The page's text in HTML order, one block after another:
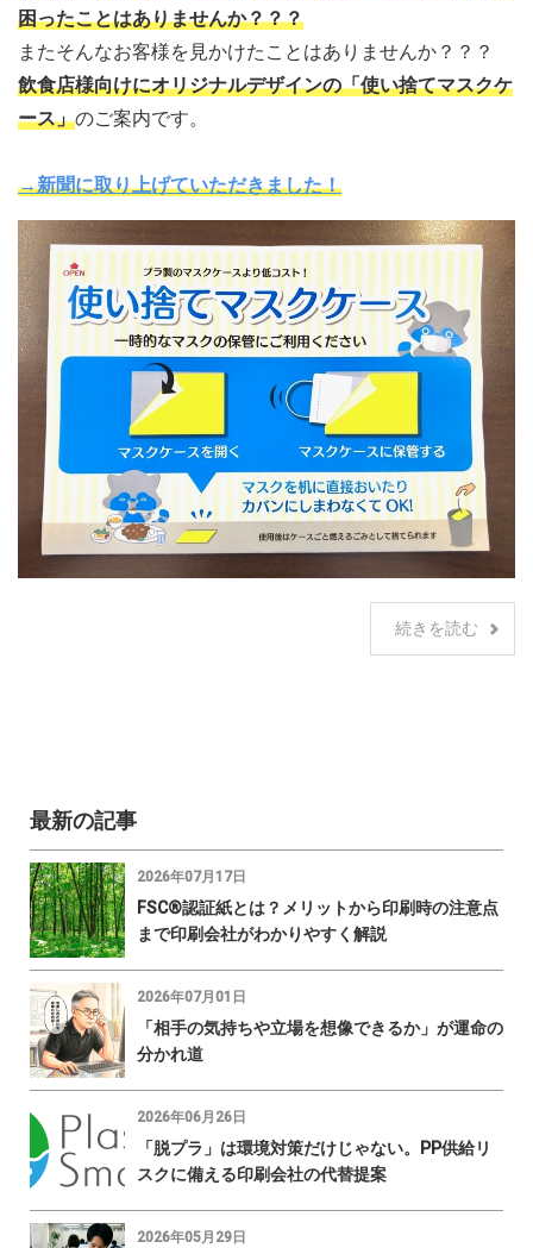
困ったことはありませんか？？？
またそんなお客様を見かけたことはありませんか？？？
飲食店様向けにオリジナルデザインの「使い捨てマスクケ
ース」のご案内です。
→新聞に取り上げていただきました！
続きを読む
最新の記事
2026年07月17日
FSC®認証紙とは？メリットから印刷時の注意点
まで印刷会社がわかりやすく解説
2026年07月01日
「相手の気持ちや立場を想像できるか」が運命の
分かれ道
2026年06月26日
「脱プラ」は環境対策だけじゃない。PP供給リ
スクに備える印刷会社の代替提案
2026年05月29日